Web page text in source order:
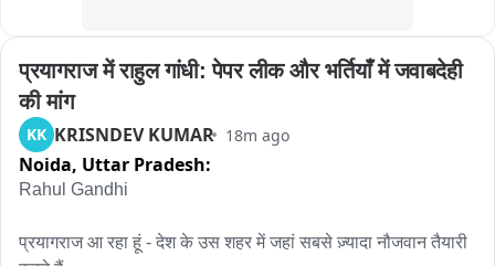
प्रयागराज में राहुल गांधी: पेपर लीक और भर्तियाँ में जवाबदेही
की मांग
KK KRISNDEV KUMAR 18m ago
Noida, Uttar Pradesh:
Rahul Gandhi
प्रयागराज आ रहा हूं - देश के उस शहर में जहां सबसे ज़्यादा नौजवान तैयारी